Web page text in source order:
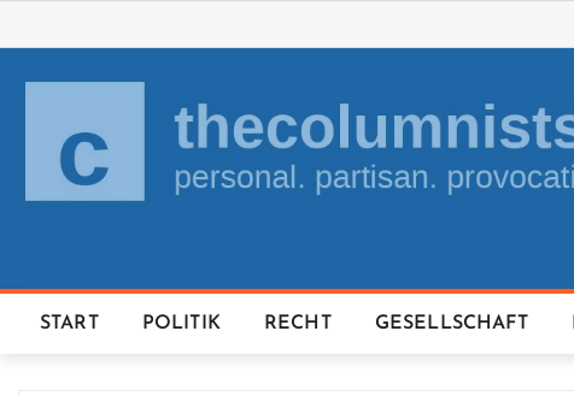
to
content
START POLITIK RECHT GESELLSCHAFT